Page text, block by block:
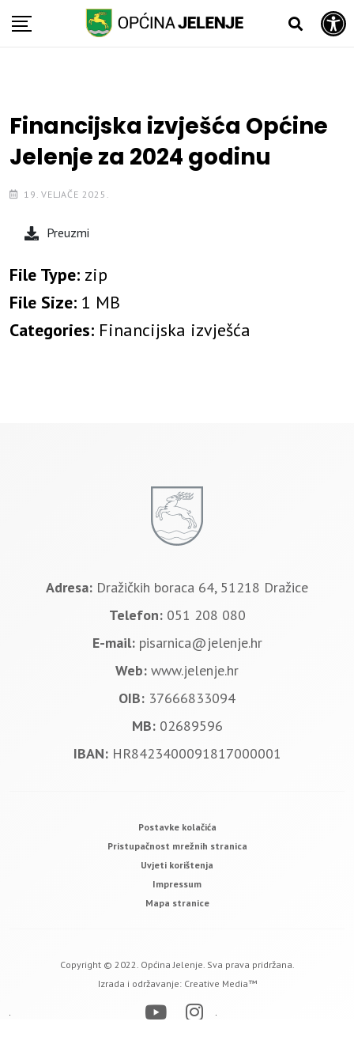
Open toolbar
Skip
Financijska izvješća Općine
Jelenje za 2024 godinu
19. VELJAČE 2025.
Preuzmi
File Type: zip
File Size: 1 MB
Categories: Financijska izvješća
Adresa: Dražičkih boraca 64, 51218 Dražice
Telefon: 051 208 080
E-mail: pisarnica@jelenje.hr
Web: www.jelenje.hr
OIB: 37666833094
MB: 02689596
IBAN: HR8423400091817000001
Postavke kolačića
Pristupačnost mrežnih stranica
Uvjeti korištenja
Impressum
Mapa stranice
Copyright © 2022. Općina Jelenje. Sva prava pridržana.
Izrada i održavanje: Creative Media™